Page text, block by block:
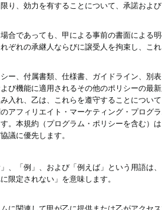
り、効力を有することについて、承諾およ
合であっても、甲による事前の書面による
ぞれの承継人ならびに譲受人を拘束し、こ
ー、付属書類、仕様書、ガイドライン、別
び機能に適用されるその他のポリシーの最
入れ、乙は、これらを遵守することにつ
アフィリエイト・マーケティング・プログ
。本規約（プログラム・ポリシーを含む）
議に優先します。
、「例」、および「例えば」という用語は
限定されない」を意味します。